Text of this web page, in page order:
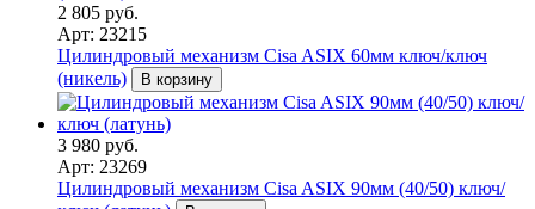
2 805 руб.
Арт: 23215
Цилиндровый механизм Cisa ASIX 60мм ключ/ключ
(никель)
В корзину
3 980 руб.
Арт: 23269
Цилиндровый механизм Cisa ASIX 90мм (40/50) ключ/